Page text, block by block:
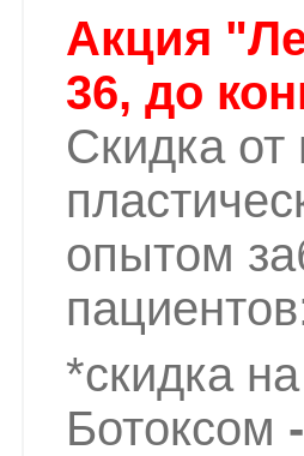
Акция
36, до
Скидка от
опытом
*скидка
Ботоксом